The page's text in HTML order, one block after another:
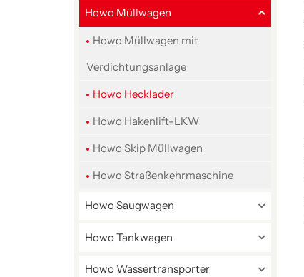
Howo Müllwagen
Howo Müllwagen mit
Verdichtungsanlage
Howo Hecklader
Howo Hakenlift-LKW
Howo Skip Müllwagen
Howo Straßenkehrmaschine
Howo Saugwagen
Howo Tankwagen
Howo Wassertransporter